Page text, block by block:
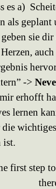
es a)
als
sie
->
erhofft
lernen
ist.
first step